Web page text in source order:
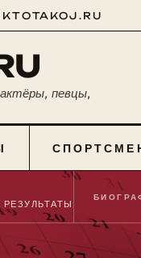
KTOTAKOJ.RU
певцы,